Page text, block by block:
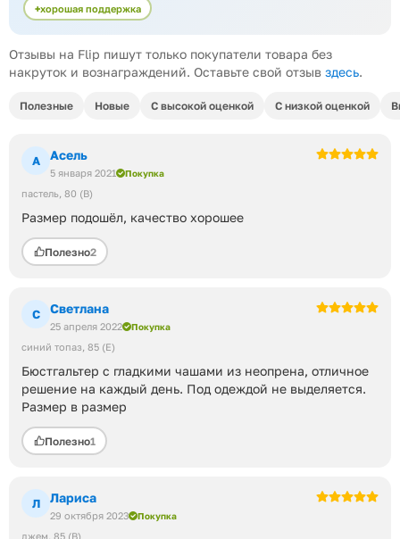
хорошая поддержка
Отзывы на Flip пишут только покупатели товара без
накруток и вознаграждений. Оставьте свой отзыв здесь.
Полезные Новые С высокой оценкой С низкой оценкой
А Асель
5 января 2021 Покупка
пастель 80 (B)
Размер подошёл, качество хорошее
Полезно2
С Светлана
25 апреля 2022 Покупка
синий топаз 85 (E)
Бюстгальтер с гладкими чашами из неопрена, отличное
решение на каждый день. Под одеждой не выделяется.
Размер в размер
Полезно1
Л Лариса
29 октября 2023 Покупка
джем 85 (B)